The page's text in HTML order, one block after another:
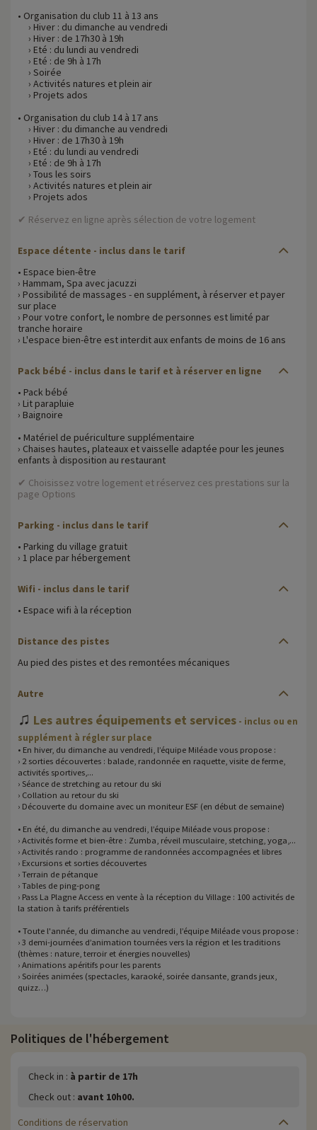
• Organisation du club 11 à 13 ans
› Hiver : du dimanche au vendredi
› Hiver : de 17h30 à 19h
› Eté : du lundi au vendredi
› Eté : de 9h à 17h
› Soirée
› Activités natures et plein air
› Projets ados
• Organisation du club 14 à 17 ans
› Hiver : du dimanche au vendredi
› Hiver : de 17h30 à 19h
› Eté : du lundi au vendredi
› Eté : de 9h à 17h
› Tous les soirs
› Activités natures et plein air
› Projets ados
✔ Réservez en ligne après sélection de votre logement
Espace détente - inclus dans le tarif
• Espace bien-être
› Hammam, Spa avec jacuzzi
› Possibilité de massages - en supplément, à réserver et payer
sur place
› Pour votre confort, le nombre de personnes est limité par
tranche horaire
› L'espace bien-être est interdit aux enfants de moins de 16 ans
Pack bébé - inclus dans le tarif et à réserver en ligne
• Pack bébé
› Lit parapluie
› Baignoire
• Matériel de puériculture supplémentaire
› Chaises hautes, plateaux et vaisselle adaptée pour les jeunes
enfants à disposition au restaurant
✔ Choisissez votre logement et réservez ces prestations sur la
page Options
Parking - inclus dans le tarif
• Parking du village gratuit
› 1 place par hébergement
Wifi - inclus dans le tarif
• Espace wifi à la réception
Distance des pistes
Au pied des pistes et des remontées mécaniques
Autre
♫ Les autres équipements et services - inclus ou en
supplément à régler sur place
• En hiver, du dimanche au vendredi, l’équipe Miléade vous propose :
› 2 sorties découvertes : balade, randonnée en raquette, visite de ferme,
activités sportives,...
› Séance de stretching au retour du ski
› Collation au retour du ski
› Découverte du domaine avec un moniteur ESF (en début de semaine)
• En été, du dimanche au vendredi, l’équipe Miléade vous propose :
› Activités forme et bien-être : Zumba, réveil musculaire, stetching, yoga,...
› Activités rando : programme de randonnées accompagnées et libres
› Excursions et sorties découvertes
› Terrain de pétanque
› Tables de ping-pong
› Pass La Plagne Access en vente à la réception du Village : 100 activités de
la station à tarifs préférentiels
• Toute l'année, du dimanche au vendredi, l’équipe Miléade vous propose :
› 3 demi-journées d’animation tournées vers la région et les traditions
(thèmes : nature, terroir et énergies nouvelles)
› Animations apéritifs pour les parents
› Soirées animées (spectacles, karaoké, soirée dansante, grands jeux,
quizz…)
Politiques de l'hébergement
Check in : à partir de 17h
Check out : avant 10h00.
Conditions de réservation